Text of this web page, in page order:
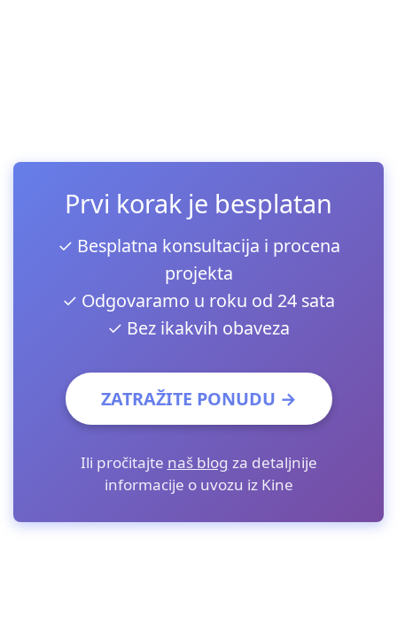
Prvi korak je besplatan
✓ Besplatna konsultacija i procena
projekta
✓ Odgovaramo u roku od 24 sata
✓ Bez ikakvih obaveza
ZATRAŽITE PONUDU →
Ili pročitajte naš blog za detaljnije
informacije o uvozu iz Kine